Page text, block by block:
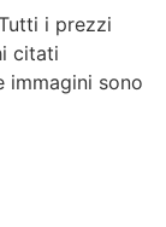
i prezzi
citati
sono